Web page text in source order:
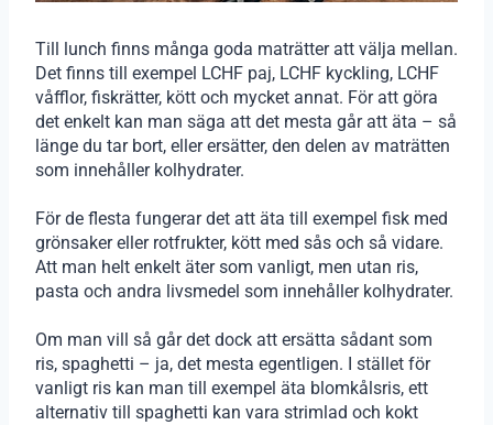
Till lunch finns många goda maträtter att välja mellan.
Det finns till exempel LCHF paj, LCHF kyckling, LCHF
våfflor, fiskrätter, kött och mycket annat. För att göra
det enkelt kan man säga att det mesta går att äta – så
länge du tar bort, eller ersätter, den delen av maträtten
som innehåller kolhydrater.
För de flesta fungerar det att äta till exempel fisk med
grönsaker eller rotfrukter, kött med sås och så vidare.
Att man helt enkelt äter som vanligt, men utan ris,
pasta och andra livsmedel som innehåller kolhydrater.
Om man vill så går det dock att ersätta sådant som
ris, spaghetti – ja, det mesta egentligen. I stället för
vanligt ris kan man till exempel äta blomkålsris, ett
alternativ till spaghetti kan vara strimlad och kokt